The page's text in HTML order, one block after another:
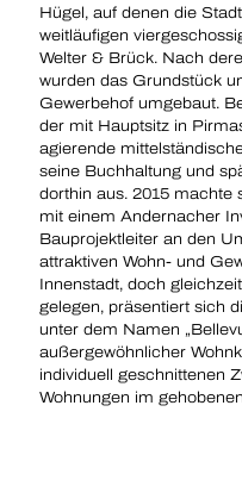
Hügel, auf denen die
weitläufigen
Welter & Brück. Nach
wurden das Grundstück
Gewerbehof umgebaut.
der mit Hauptsitz in
agierende
seine Buchhaltung und
dorthin aus. 2015 machte
mit einem Andernacher
Bauprojektleiter an den
attraktiven Wohn- und
Innenstadt, doch
gelegen, präsentiert sich
unter dem Namen
außergewöhnlicher
individuell geschnittenen
Wohnungen im